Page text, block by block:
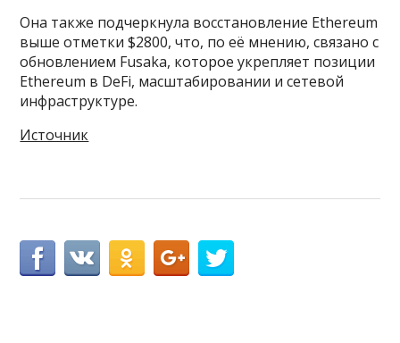
Она также подчеркнула восстановление Ethereum
выше отметки $2800, что, по её мнению, связано с
обновлением Fusaka, которое укрепляет позиции
Ethereum в DeFi, масштабировании и сетевой
инфраструктуре.
Источник